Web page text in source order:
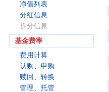
净值列表
分红信息
拆分信息
基金费率
费用计算
认购、申购
赎回、转换
管理、托管